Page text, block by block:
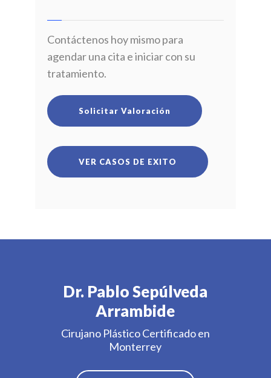
Contáctenos hoy mismo para
agendar una cita e iniciar con su
tratamiento.
Solicitar Valoración
VER CASOS DE EXITO
Dr. Pablo Sepúlveda
Arrambide
Cirujano Plástico Certificado en
Monterrey